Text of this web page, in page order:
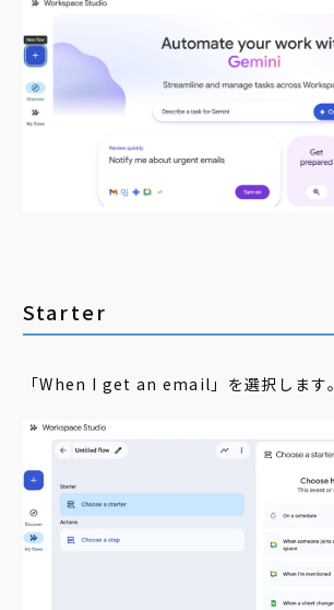
Starter
「When I get an email」を選択します。